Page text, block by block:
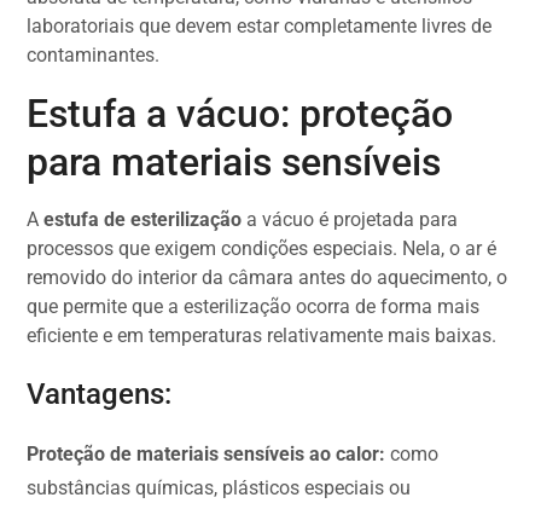
laboratoriais que devem estar completamente livres de
contaminantes.
Estufa a vácuo: proteção
para materiais sensíveis
Aestufa de esterilização a vácuo é projetada para
processos que exigem condições especiais. Nela, o ar é
removido do interior da câmara antes do aquecimento, o
que permite que a esterilização ocorra de forma mais
eficiente e em temperaturas relativamente mais baixas.
Vantagens:
Proteção de materiais sensíveis ao calor: como
substâncias químicas, plásticos especiais ou